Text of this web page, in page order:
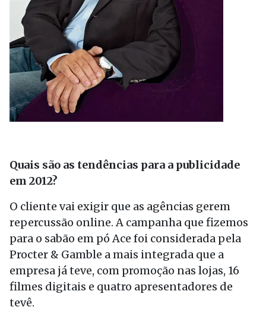
Quais são as tendências para a publicidade
em 2012?
O cliente vai exigir que as agências gerem
repercussão online. A campanha que fizemos
para o sabão em pó Ace foi considerada pela
Procter & Gamble a mais integrada que a
empresa já teve, com promoção nas lojas, 16
filmes digitais e quatro apresentadores de
tevê.